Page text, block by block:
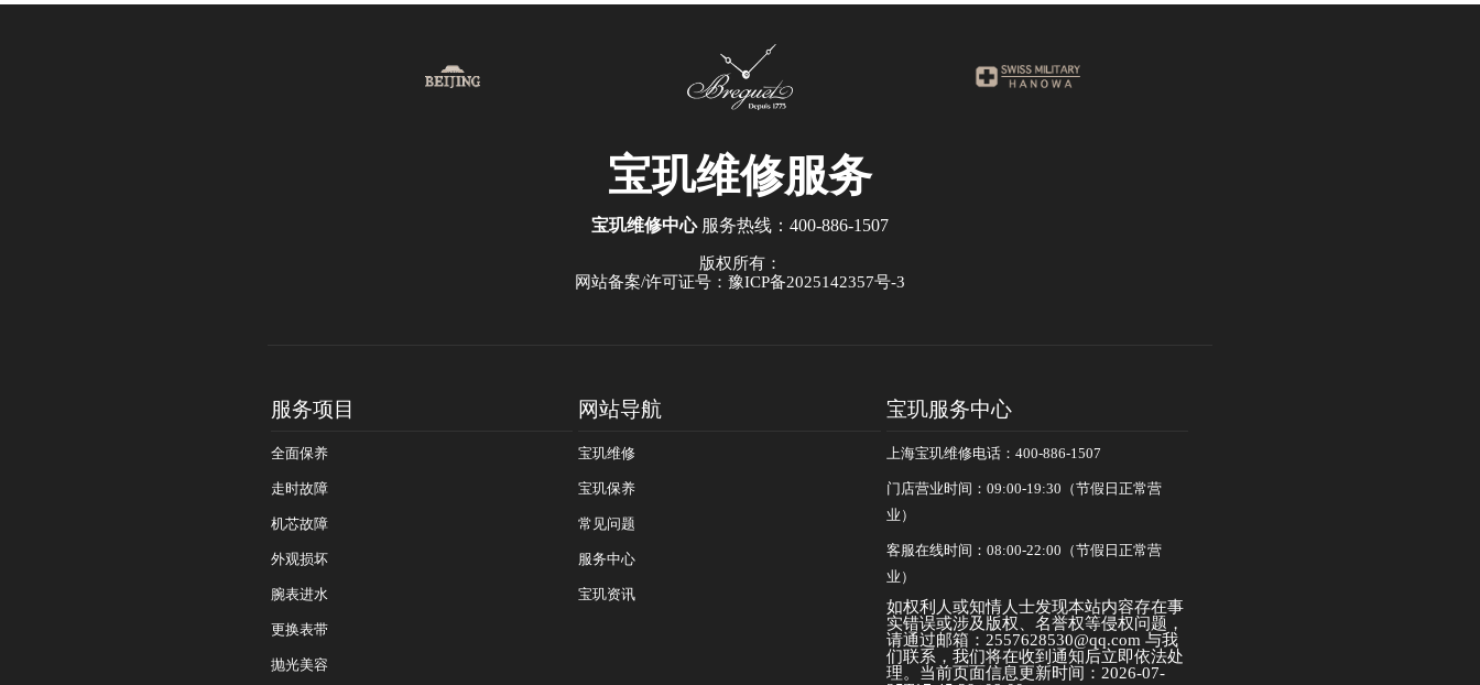
宝玑维修服务
宝玑维修中心 服务热线： 400-886-1507
版权所有：
网站备案/许可证号：豫ICP备2025142357号-3
服务项目
全面保养
走时故障
机芯故障
外观损坏
腕表进水
更换表带
抛光美容
网站导航
宝玑维修
宝玑保养
常见问题
服务中心
宝玑资讯
宝玑服务中心
上海宝玑维修电话：400-886-1507
门店营业时间：09:00-19:30（节假日正常营
业）
客服在线时间：08:00-22:00（节假日正常营
业）
如权利人或知情人士发现本站内容存在事
实错误或涉及版权、名誉权等侵权问题，
请通过邮箱：2557628530@qq.com 与我
们联系，我们将在收到通知后立即依法处
理。当前页面信息更新时间：2026-07-